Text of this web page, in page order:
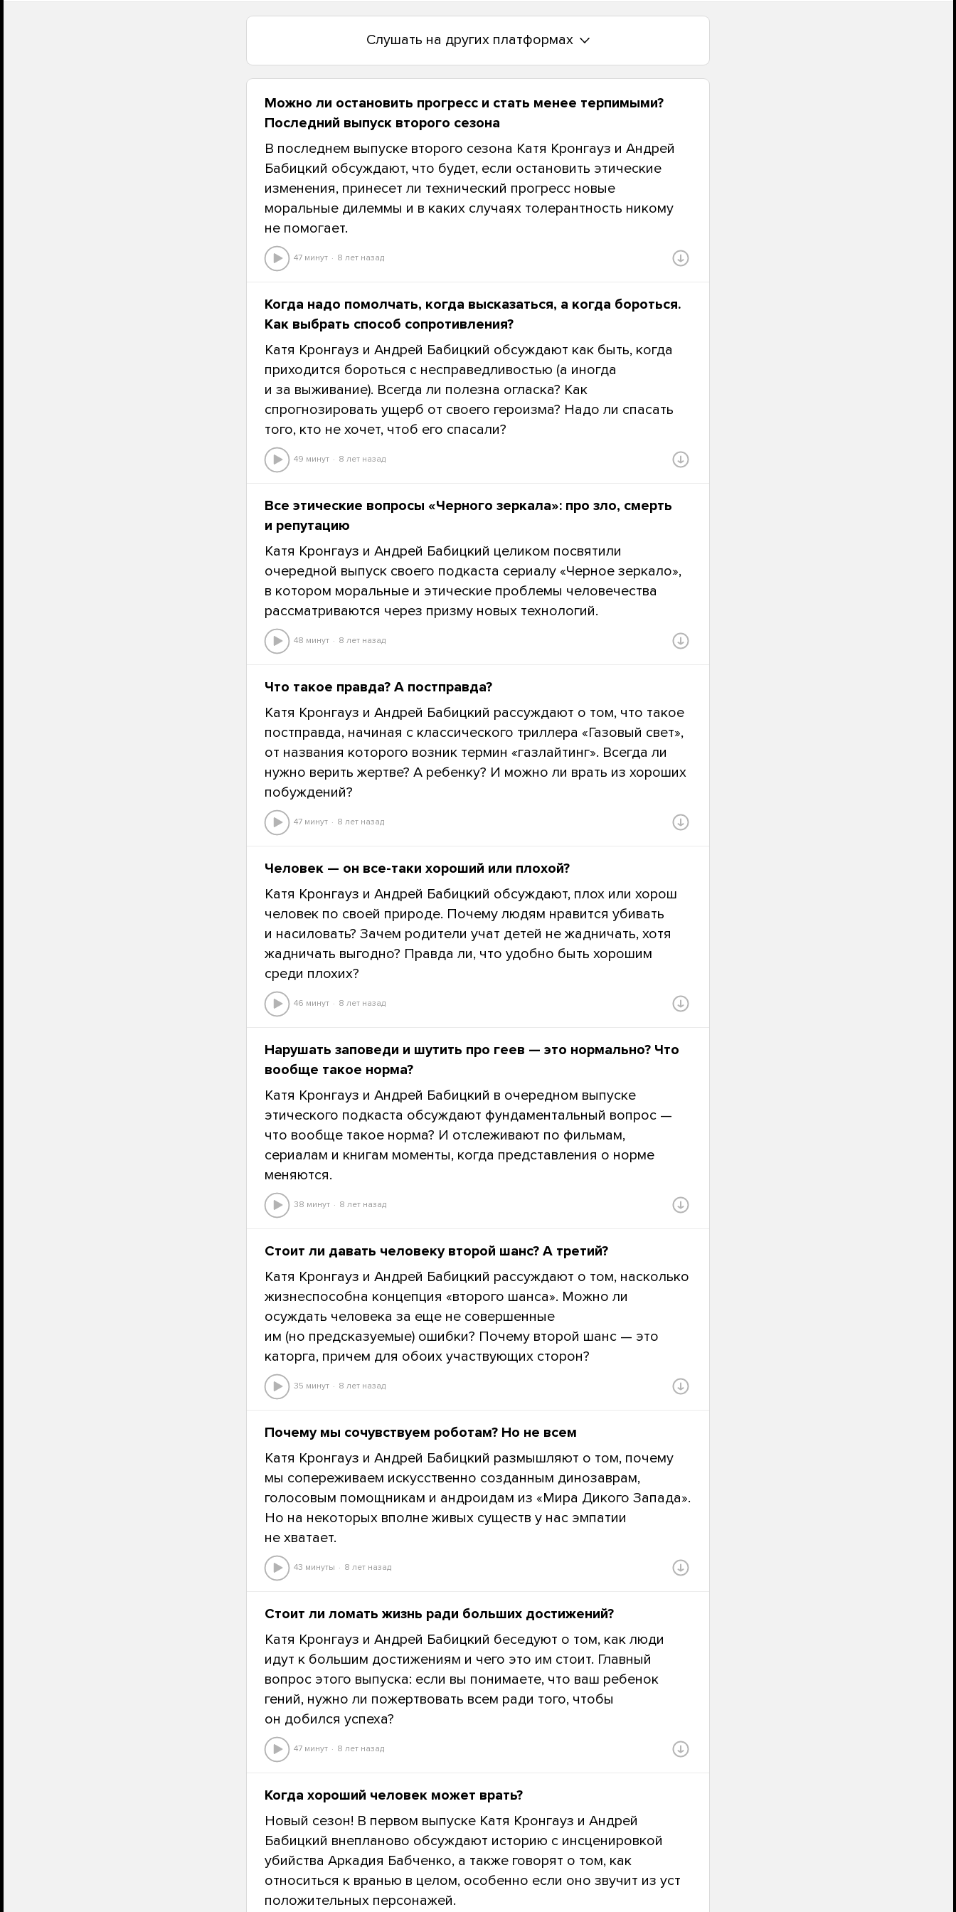
Слушать на других платформах
Можно ли остановить прогресс и стать менее терпимыми?
Последний выпуск второго сезона
В последнем выпуске второго сезона Катя Кронгауз и Андрей
Бабицкий обсуждают, что будет, если остановить этические
изменения, принесет ли технический прогресс новые
моральные дилеммы и в каких случаях толерантность никому
не помогает.
47 минут 8 лет назад
Когда надо помолчать, когда высказаться, а когда бороться.
Как выбрать способ сопротивления?
Катя Кронгауз и Андрей Бабицкий обсуждают как быть, когда
приходится бороться с несправедливостью (а иногда
и за выживание). Всегда ли полезна огласка? Как
спрогнозировать ущерб от своего героизма? Надо ли спасать
того, кто не хочет, чтоб его спасали?
49 минут 8 лет назад
Все этические вопросы «Черного зеркала»: про зло, смерть
и репутацию
Катя Кронгауз и Андрей Бабицкий целиком посвятили
очередной выпуск своего подкаста сериалу «Черное зеркало»,
в котором моральные и этические проблемы человечества
рассматриваются через призму новых технологий.
48 минут 8 лет назад
Что такое правда? А постправда?
Катя Кронгауз и Андрей Бабицкий рассуждают о том, что такое
постправда, начиная с классического триллера «Газовый свет»,
от названия которого возник термин «газлайтинг». Всегда ли
нужно верить жертве? А ребенку? И можно ли врать из хороших
побуждений?
47 минут 8 лет назад
Человек — он все-таки хороший или плохой?
Катя Кронгауз и Андрей Бабицкий обсуждают, плох или хорош
человек по своей природе. Почему людям нравится убивать
и насиловать? Зачем родители учат детей не жадничать, хотя
жадничать выгодно? Правда ли, что удобно быть хорошим
среди плохих?
46 минут 8 лет назад
Нарушать заповеди и шутить про геев — это нормально? Что
вообще такое норма?
Катя Кронгауз и Андрей Бабицкий в очередном выпуске
этического подкаста обсуждают фундаментальный вопрос —
что вообще такое норма? И отслеживают по фильмам,
сериалам и книгам моменты, когда представления о норме
меняются.
38 минут 8 лет назад
Стоит ли давать человеку второй шанс? А третий?
Катя Кронгауз и Андрей Бабицкий рассуждают о том, насколько
жизнеспособна концепция «второго шанса». Можно ли
осуждать человека за еще не совершенные
им (но предсказуемые) ошибки? Почему второй шанс — это
каторга, причем для обоих участвующих сторон?
35 минут 8 лет назад
Почему мы сочувствуем роботам? Но не всем
Катя Кронгауз и Андрей Бабицкий размышляют о том, почему
мы сопереживаем искусственно созданным динозаврам,
голосовым помощникам и андроидам из «Мира Дикого Запада».
Но на некоторых вполне живых существ у нас эмпатии
не хватает.
43 минуты 8 лет назад
Стоит ли ломать жизнь ради больших достижений?
Катя Кронгауз и Андрей Бабицкий беседуют о том, как люди
идут к большим достижениям и чего это им стоит. Главный
вопрос этого выпуска: если вы понимаете, что ваш ребенок
гений, нужно ли пожертвовать всем ради того, чтобы
он добился успеха?
47 минут 8 лет назад
Когда хороший человек может врать?
Новый сезон! В первом выпуске Катя Кронгауз и Андрей
Бабицкий внепланово обсуждают историю с инсценировкой
убийства Аркадия Бабченко, а также говорят о том, как
относиться к вранью в целом, особенно если оно звучит из уст
положительных персонажей.